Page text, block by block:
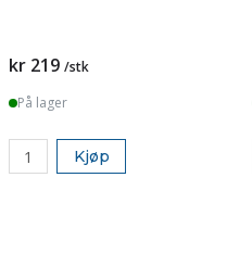
kr 219 /stk
På lager
Kjøp